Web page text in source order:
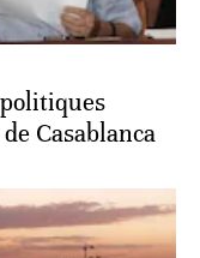
Casablanca